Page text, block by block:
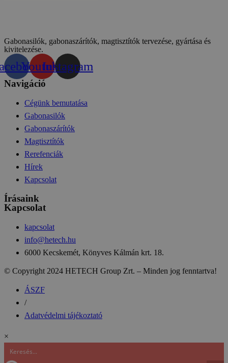
Gabonasilók, gabonaszárítók, magtisztítók tervezése, gyártása és
kivitelezése.
YoutubeInstagram
Navigáció
Cégünk bemutatása
Gabonasilók
Gabonaszárítók
Magtisztítók
Rerefenciák
Hírek
Kapcsolat
Írásaink
Kapcsolat
kapcsolat
info@hetech.hu
6000 Kecskemét, Könyves Kálmán krt. 18.
© Copyright 2024 HETECH Group Zrt. – Minden jog fenntartva!
ÁSZF
/
Adatvédelmi tájékoztató
×